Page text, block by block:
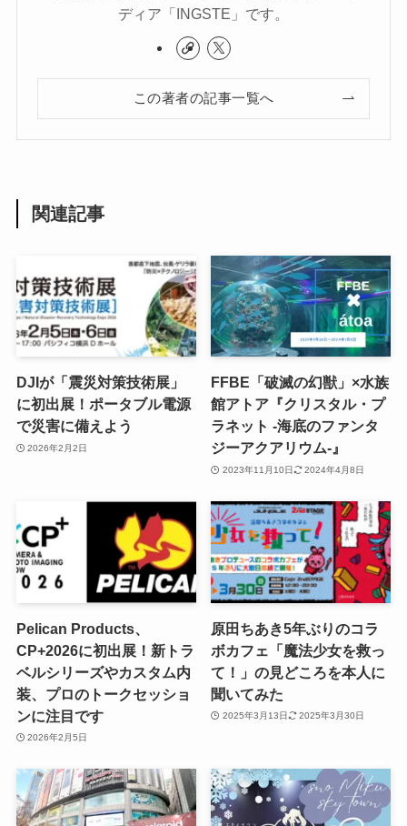
ディア「INGSTE」です。
この著者の記事一覧へ
関連記事
DJIが「震災対策技術展」
に初出展！ポータブル電源
で災害に備えよう
2026年2月2日
FFBE「破滅の幻獣」×水族
館アトア『クリスタル・プ
ラネット -海底のファンタ
ジーアクアリウム-』
2023年11月10日 2024年4月8日
Pelican Products、
CP+2026に初出展！新トラ
ベルシリーズやカスタム内
装、プロのトークセッショ
ンに注目です
2026年2月5日
原田ちあき5年ぶりのコラ
ボカフェ「魔法少女を救っ
て！」の見どころを本人に
聞いてみた
2025年3月13日 2025年3月30日